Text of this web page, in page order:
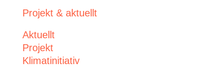
Projekt & aktuellt
Aktuellt
Projekt
Klimatinitiativ